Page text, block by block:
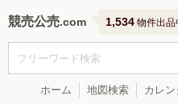
競売公売 1,534 物件出品
ホーム 地図検索 カレン